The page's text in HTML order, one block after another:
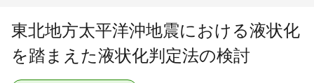
東北地方太平洋沖地震における液状化
を踏まえた液状化判定法の検討